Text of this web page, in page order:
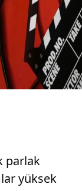
parlak
yüksek